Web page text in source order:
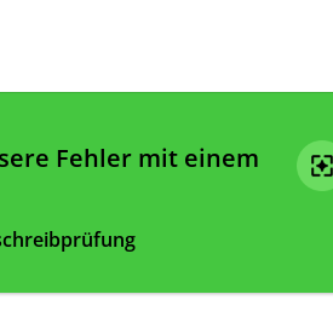
Fehler mit einem